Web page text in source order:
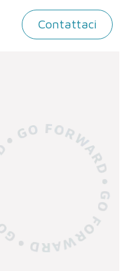
Contattaci